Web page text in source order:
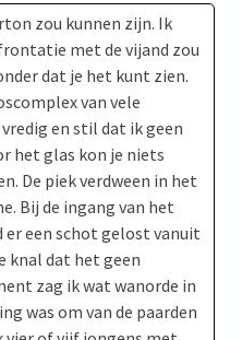
zou kunnen zijn. Ik
met de vijand zou
dat je het kunt zien.
van vele
en stil dat ik geen
het glas kon je niets
De piek verdween in het
Bij de ingang van het
er een schot gelost vanuit
knal dat het geen
zag ik wat wanorde in
was om van de paarden